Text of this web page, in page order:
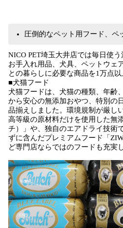
圧倒的なペット用フード、ペ
NICO PET埼玉大井店では毎日使う
お手入れ用品、犬具、ペットウェ
との暮らしに必要な商品を1万点以
■犬猫フード
犬猫フードは、犬猫の種類、年齢
から安心の無添加おやつ、特別の
品揃えしました。環境規制が厳し
高等級の原材料だけを使用した無
チ）」や、独自のエアドライ技術
ずに含んだプレミアムフード「
ど専門店ならではのフードも充実